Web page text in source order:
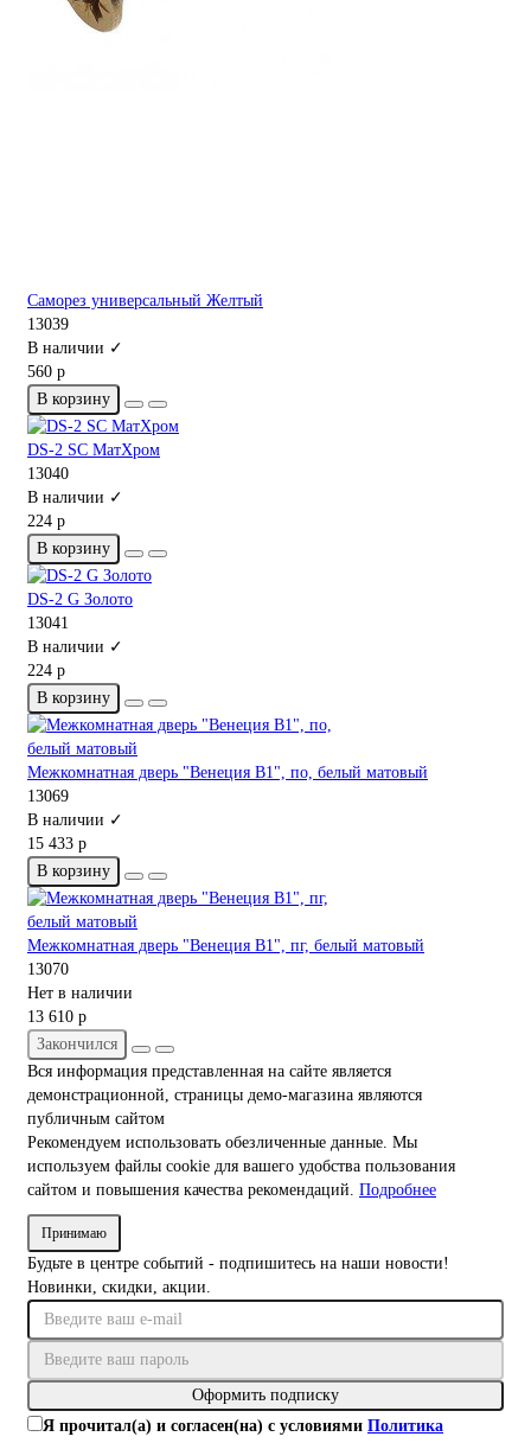
Саморез универсальный Желтый
13039
В наличии ✓
560 р
В корзину
DS-2 SC МатХром
13040
В наличии ✓
224 р
В корзину
DS-2 G Золото
13041
В наличии ✓
224 р
В корзину
Межкомнатная дверь "Венеция В1", по, белый матовый
13069
В наличии ✓
15 433 р
В корзину
Межкомнатная дверь "Венеция В1", пг, белый матовый
13070
Нет в наличии
13 610 р
Закончился
Вся информация представленная на сайте является
демонстрационной, страницы демо-магазина являются
публичным сайтом
Рекомендуем использовать обезличенные данные. Мы
используем файлы cookie для вашего удобства пользования
сайтом и повышения качества рекомендаций. Подробнее
Принимаю
Будьте в центре событий - подпишитесь на наши новости!
Новинки, скидки, акции.
Оформить подписку
Я прочитал(а) и согласен(на) с условиями Политика